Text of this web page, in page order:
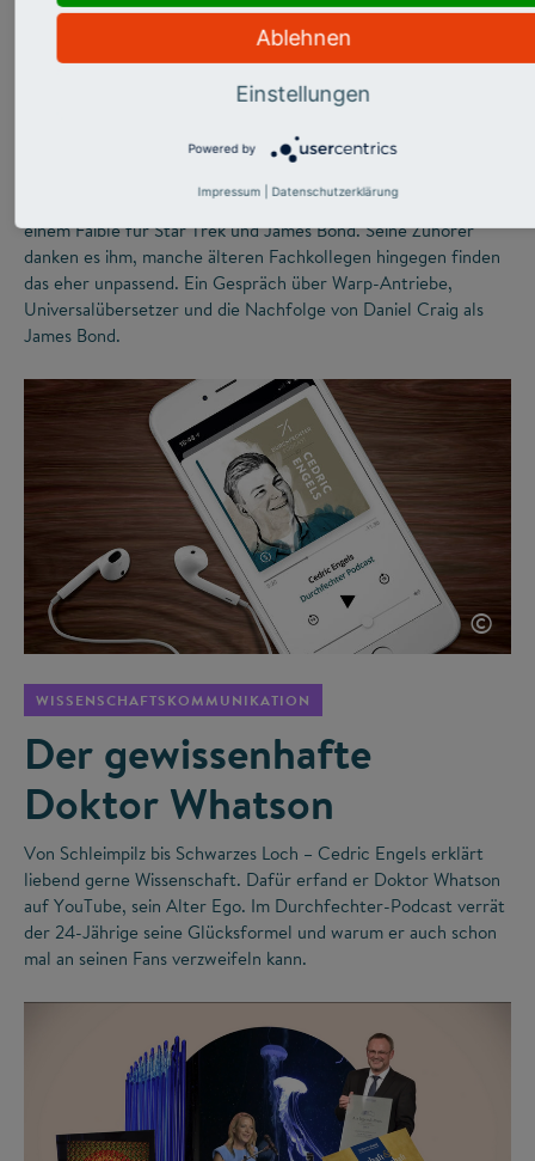
WISSENSCHAFTSKOMMUNIKATION
„In meinen Vorlesungen
darf man auch lachen“
Metin Tolan selbst sieht sich als experimentellen Physiker mit
einem Faible für Star Trek und James Bond. Seine Zuhörer
danken es ihm, manche älteren Fachkollegen hingegen finden
das eher unpassend. Ein Gespräch über Warp-Antriebe,
Universalübersetzer und die Nachfolge von Daniel Craig als
James Bond.
©
WISSENSCHAFTSKOMMUNIKATION
Der gewissenhafte
Doktor Whatson
Von Schleimpilz bis Schwarzes Loch – Cedric Engels erklärt
liebend gerne Wissenschaft. Dafür erfand er Doktor Whatson
auf YouTube, sein Alter Ego. Im Durchfechter-Podcast verrät
der 24-Jährige seine Glücksformel und warum er auch schon
mal an seinen Fans verzweifeln kann.
Ablehnen
Einstellungen
Powered by
Impressum Datenschutzerklärung